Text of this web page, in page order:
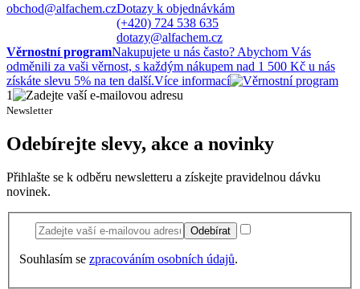
obchod@alfachem.czDotazy k objednávkám
(+420) 724 538 635
dotazy@alfachem.cz
Věrnostní programNakupujete u nás často? Abychom Vás
odměnili za vaši věrnost, s každým nákupem nad 1 500 Kč u nás
získáte slevu 5% na ten další.Více informací
1
Newsletter
Odebírejte slevy, akce a novinky
Přihlašte se k odběru newsletteru a získejte pravidelnou dávku
novinek.
Odebírat
Souhlasím se zpracováním osobních údajů.